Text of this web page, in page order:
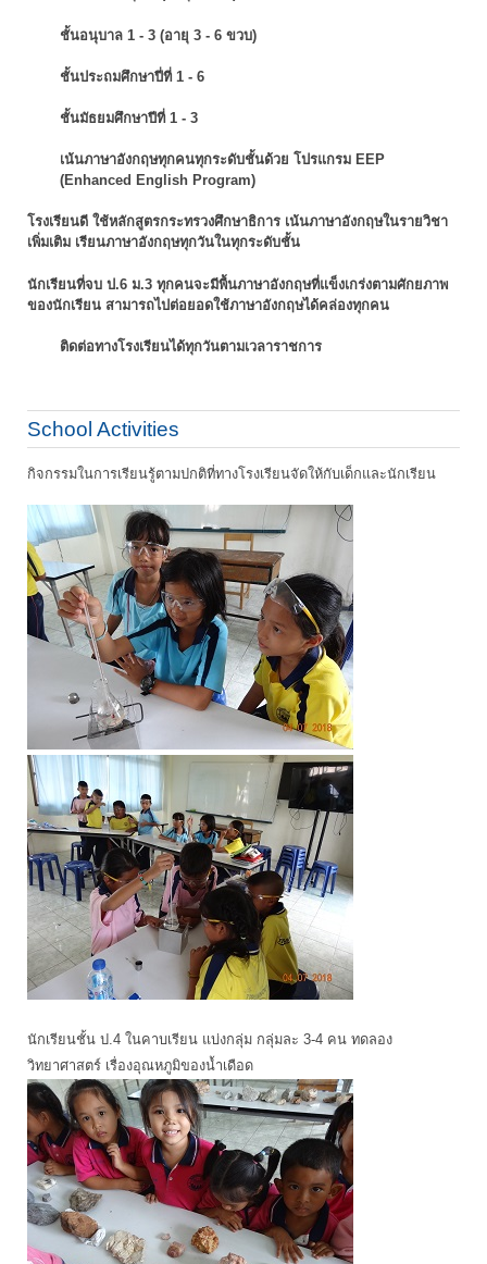
ชั้นอนุบาล 1 - 3 (อายุ 3 - 6 ขวบ)
ชั้นประถมศึกษาปี่ที่ 1 - 6
ชั้นมัธยมศึกษาปีที่ 1 - 3
เน้นภาษาอังกฤษทุกคนทุกระดับชั้นด้วย โปรแกรม EEP
(Enhanced English Program)
โรงเรียนดี ใช้หลักสูตรกระทรวงศึกษาธิการ เน้นภาษาอังกฤษในรายวิชา
เพิ่มเติม เรียนภาษาอังกฤษทุกวันในทุกระดับชั้น
นักเรียนที่จบ ป.6 ม.3 ทุกคนจะมีพื้นภาษาอังกฤษที่แข็งเกร่งตามศักยภาพ
ของนักเรียน สามารถไปต่อยอดใช้ภาษาอังกฤษได้คล่องทุกคน
ติดต่อทางโรงเรียนได้ทุกวันตามเวลาราชการ
School Activities
กิจกรรมในการเรียนรู้ตามปกติที่ทางโรงเรียนจัดให้กับเด็กและนักเรียน
นักเรียนชั้น ป.4 ในคาบเรียน แบ่งกลุ่ม กลุ่มละ 3-4 คน ทดลอง
วิทยาศาสตร์ เรื่องอุณหภูมิของน้ำเดือด